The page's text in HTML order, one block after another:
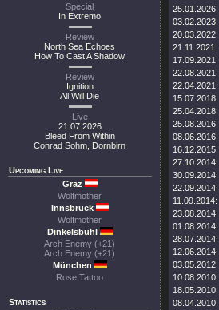
Special
In Extremo
Review
North Sea Echoes
How To Cast A Shadow
Review
Ignition
All Will Die
Live
21.07.2026
Bleed From Within
Conrad Sohm, Dornbirn
Upcoming Live
Graz
Wolfmother
Innsbruck
Wolfmother
Dinkelsbühl
Arch Enemy (+21)
Arch Enemy (+21)
München
Rose Tattoo
Statistics
25.01.2026:
03.02.2023:
20.03.2022:
21.11.2021:
17.09.2021:
22.08.2021:
22.04.2021:
15.07.2018:
25.04.2018:
25.08.2016:
08.06.2016:
16.12.2015:
27.10.2014:
30.09.2014:
22.09.2014:
11.09.2014:
23.08.2014:
01.08.2014:
28.07.2014:
12.06.2014:
03.05.2012:
10.08.2010:
18.05.2010:
08.04.2010: